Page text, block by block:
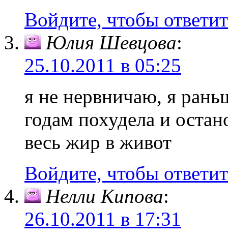
Войдите, чтобы
Юлия Шевцова:
25.10.2011 в 05:25
я не нервничаю, я
годам похудела и
весь жир в живот
Войдите, чтобы
Нелли Кипова:
26.10.2011 в 17:31